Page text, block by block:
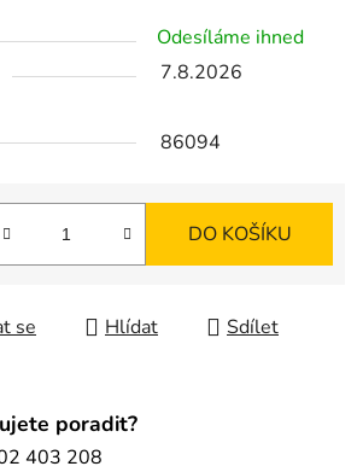
Odesíláme ihned
7.8.2026
86094
DO KOŠÍKU
se Hlídat Sdílet
poradit?
403 208